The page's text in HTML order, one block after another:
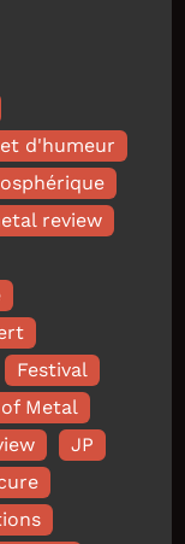
d'humeur
review
Festival
Metal
JP